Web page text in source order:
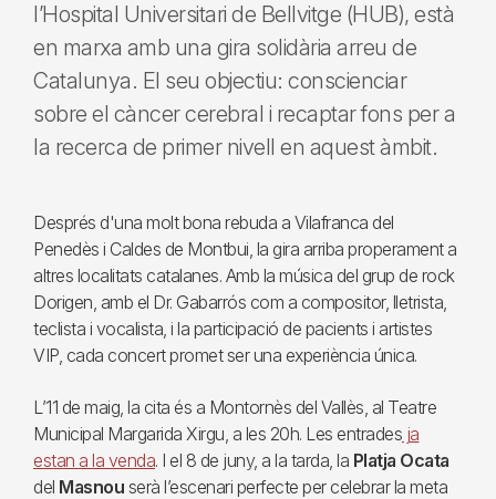
l’Hospital Universitari de Bellvitge (HUB), està
en marxa amb una gira solidària arreu de
Catalunya. El seu objectiu: conscienciar
sobre el càncer cerebral i recaptar fons per a
la recerca de primer nivell en aquest àmbit.
Després d'una molt bona rebuda a Vilafranca del
Penedès i Caldes de Montbui, la gira arriba properament a
altres localitats catalanes. Amb la música del grup de rock
Dorigen, amb el Dr. Gabarrós com a compositor, lletrista,
teclista i vocalista, i la participació de pacients i artistes
VIP, cada concert promet ser una experiència única.
L’11 de maig, la cita és a Montornès del Vallès, al Teatre
Municipal Margarida Xirgu, a les 20h. Les entrades ja
estan a la venda. I el 8 de juny, a la tarda, la Platja Ocata
del Masnou serà l’escenari perfecte per celebrar la meta